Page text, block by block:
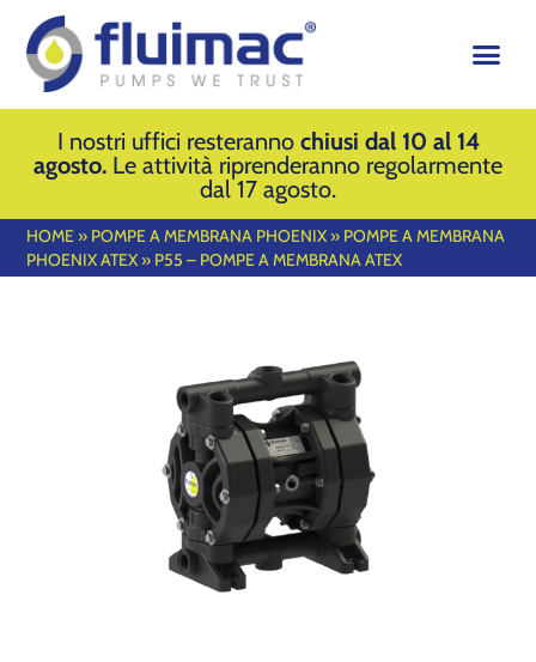
I nostri uffici resteranno chiusi dal 10 al 14
agosto. Le attività riprenderanno regolarmente
dal 17 agosto.
HOME » POMPE A MEMBRANA PHOENIX » POMPE A MEMBRANA
PHOENIX ATEX » P55 – POMPE A MEMBRANA ATEX